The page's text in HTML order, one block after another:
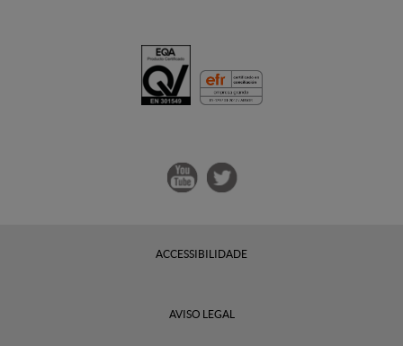
ACCESSIBILIDADE
AVISO LEGAL